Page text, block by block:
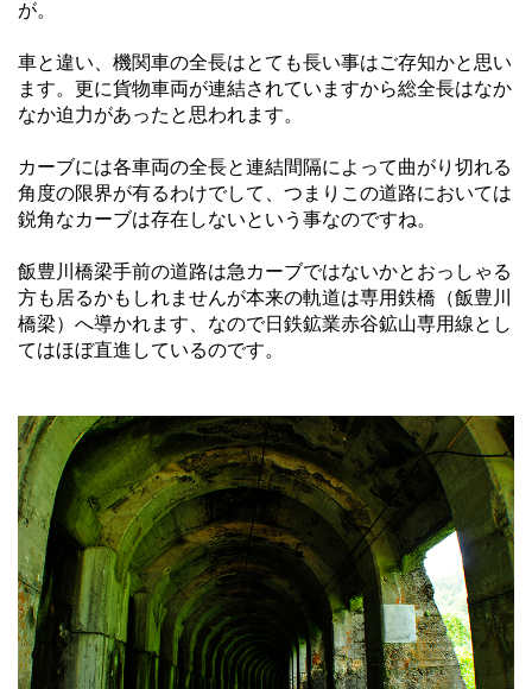
が。
車と違い、機関車の全長はとても長い事はご存知かと思い
ます。更に貨物車両が連結されていますから総全長はなか
なか迫力があったと思われます。
カーブには各車両の全長と連結間隔によって曲がり切れる
角度の限界が有るわけでして、つまりこの道路においては
鋭角なカーブは存在しないという事なのですね。
飯豊川橋梁手前の道路は急カーブではないかとおっしゃる
方も居るかもしれませんが本来の軌道は専用鉄橋（飯豊川
橋梁）へ導かれます、なので日鉄鉱業赤谷鉱山専用線とし
てはほぼ直進しているのです。